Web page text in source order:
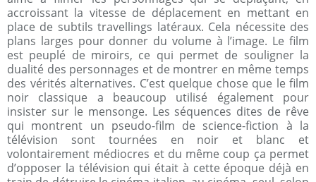
accroissant la vitesse de déplacement en mettant en
place de subtils travellings latéraux. Cela nécessite des
plans larges pour donner du volume à l’image. Le film
est peuplé de miroirs, ce qui permet de souligner la
dualité des personnages et de montrer en même temps
des vérités alternatives. C’est quelque chose que le film
noir classique a beaucoup utilisé également pour
insister sur le mensonge. Les séquences dites de rêve
qui montrent un pseudo-film de science-fiction à la
télévision sont tournées en noir et blanc et
volontairement médiocres et du même coup ça permet
d’opposer la télévision qui était à cette époque déjà en